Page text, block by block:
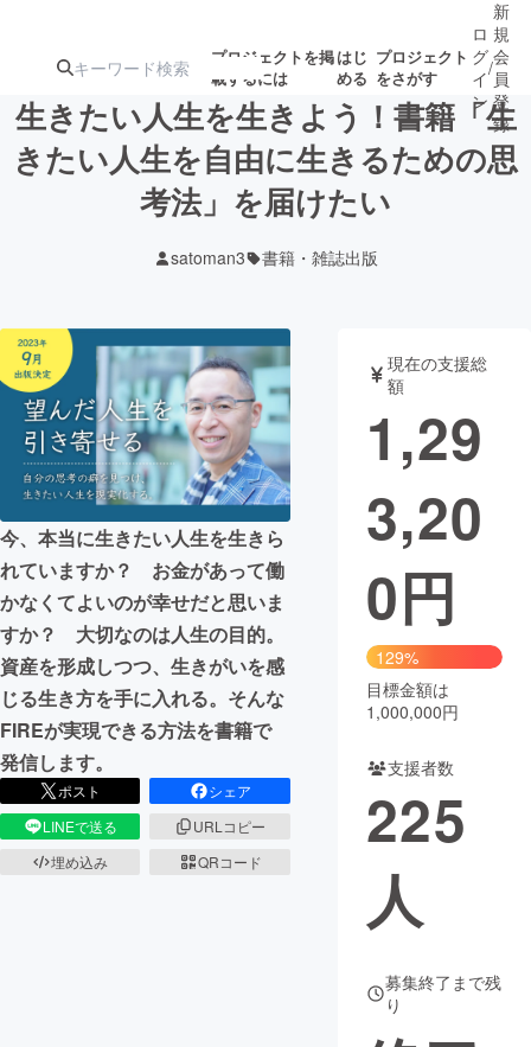
プロジェクトを掲
載するには
はじ
める
プロジェクト
をさがす
注目のリ 注目の新着プロ募集終了が近いプ
ロジェクト
テクノロジー・ガジェット
映像・映画 書籍・雑誌
ビジネス・起業 チャレンジ
まちづくり・地域活性化
CAMPFIRE for Social Good
CAMPFIRE Creation
CAMPFIREふるさと納税
コミュニティ
ロ
グ
イ
ン
/
新
規
会
員
登
録
生きたい人生を生きよう！書籍「生
きたい人生を自由に生きるための思
考法」を届けたい
satoman3 書籍・雑誌出版
今、本当に生きたい人生を生きら
れていますか？ お金があって働
かなくてよいのが幸せだと思いま
すか？ 大切なのは人生の目的。
資産を形成しつつ、生きがいを感
じる生き方を手に入れる。そんな
FIREが実現できる方法を書籍で
発信します。
ポスト
シェア
LINEで送る
URLコピー
埋め込み
QRコード
現在の支援総
額
1,29
3,20
0円
129%
目標金額は
1,000,000円
支援者数
225
人
募集終了まで残
り